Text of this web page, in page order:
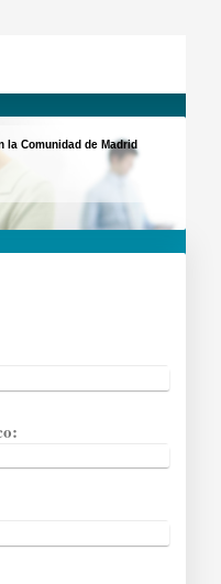
la Comunidad de Madrid